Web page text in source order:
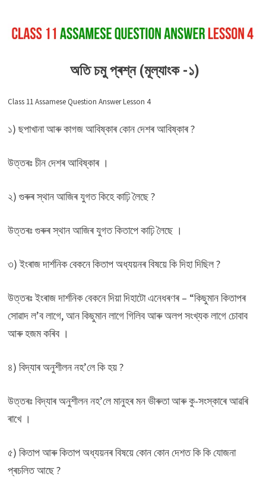
অতি চমু প্ৰশ্ন (মূল্যাংক -১)
Class 11 Assamese Question Answer Lesson 4
১) ছপাখানা আৰু কাগজ আবিষ্কাৰ কোন দেশৰ আবিষ্কাৰ ?
উত্তৰঃ চীন দেশৰ আবিষ্কাৰ ।
২) গুৰুৰ স্থান আজিৰ যুগত কিহে কাঢ়ি লৈছে ?
উত্তৰঃ গুৰুৰ স্থান আজিৰ যুগত কিতাপে কাঢ়ি লৈছে ।
৩) ইংৰাজ দার্শনিক বেকনে কিতাপ অধ্যয়নৰ বিষয়ে কি দিহা দিছিল ?
উত্তৰঃ ইংৰাজ দাৰ্শনিক বেকনে দিয়া দিহাটো এনেধৰণৰ – “কিছুমান কিতাপৰ
সোৱাদ ল’ব লাগে, আন কিছুমান লাগে গিলিব আৰু অলপ সংখ্যক লাগে চোবাব
আৰু হজম কৰিব ।
৪) বিদ্যাৰ অনুশীলন নহ’লে কি হয় ?
উত্তৰঃ বিদ্যাৰ অনুশীলন নহ’লে মানুহৰ মন ভীৰুতা আৰু কু-সংস্কাৰে আৱৰি
ৰাখে ।
৫) কিতাপ আৰু কিতাপ অধ্যয়নৰ বিষয়ে কোন কোন দেশত কি কি যোজনা
প্ৰচলিত আছে ?